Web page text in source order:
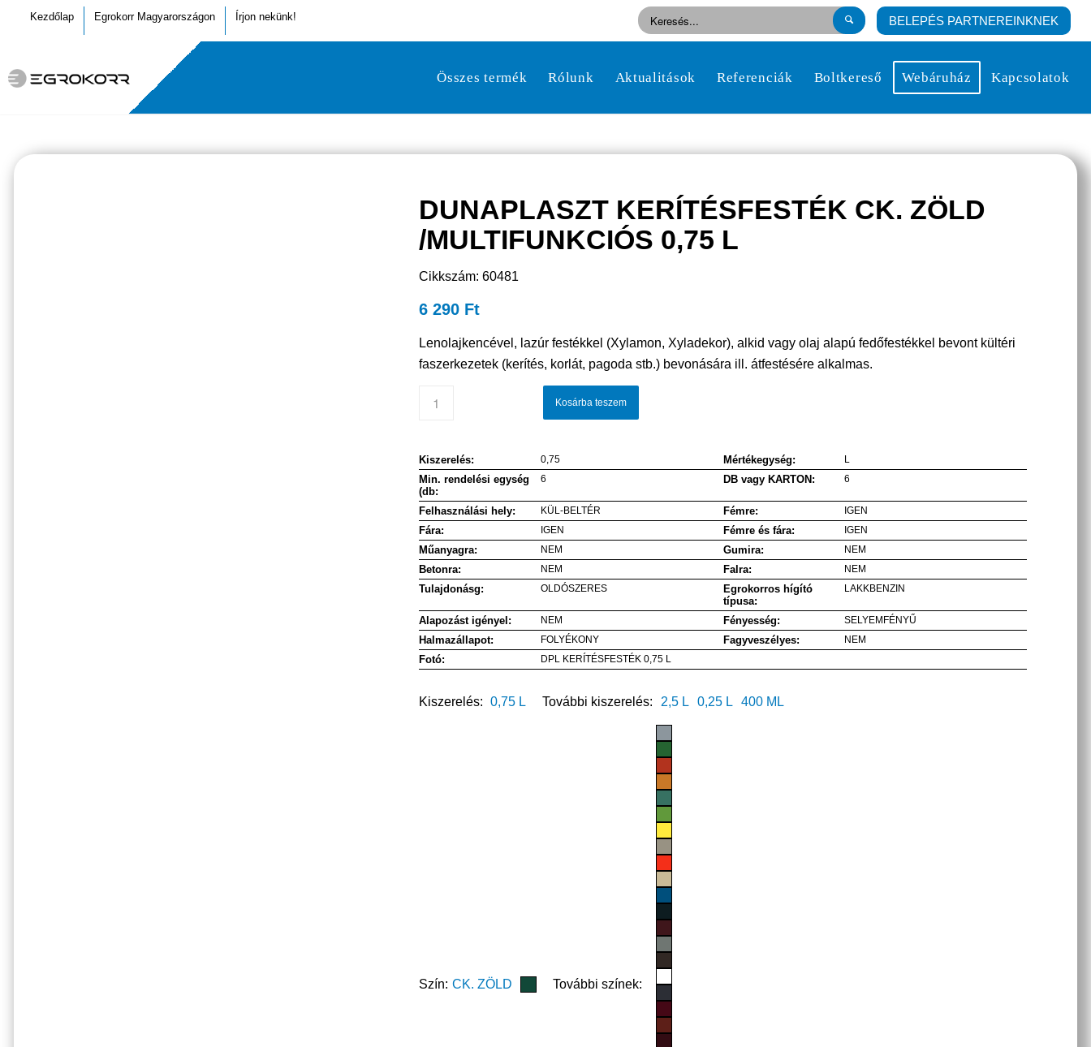
Kezdőlap Egrokorr Magyarországon Írjon nekünk! BELEPÉS PARTNEREINKNEK
Összes termék Rólunk Aktualitások Referenciák Boltkereső Webáruház Kapcsolatok
DUNAPLASZT KERÍTÉSFESTÉK CK. ZÖLD
/MULTIFUNKCIÓS 0,75 L
Cikkszám: 60481
6 290 Ft
Lenolajkencével, lazúr festékkel (Xylamon, Xyladekor), alkid vagy olaj alapú fedőfestékkel bevont kültéri
faszerkezetek (kerítés, korlát, pagoda stb.) bevonására ill. átfestésére alkalmas.
Kosárba teszem
Kiszerelés: 0,75 Mértékegység: L
Min. rendelési egység
(db:
6 DB vagy KARTON: 6
Felhasználási hely: KÜL-BELTÉR Fémre: IGEN
Fára: IGEN Fémre és fára: IGEN
Műanyagra: NEM Gumira: NEM
Betonra: NEM Falra: NEM
Tulajdonásg: OLDÓSZERES
Egrokorros hígító
típusa:
LAKKBENZIN
Alapozást igényel: NEM Fényesség: SELYEMFÉNYŰ
Halmazállapot: FOLYÉKONY Fagyveszélyes: NEM
Fotó: DPL KERÍTÉSFESTÉK 0,75 L
Kiszerelés: 0,75 L További kiszerelés: 2,5 L 0,25 L 400 ML
Szín: CK. ZÖLD További színek: